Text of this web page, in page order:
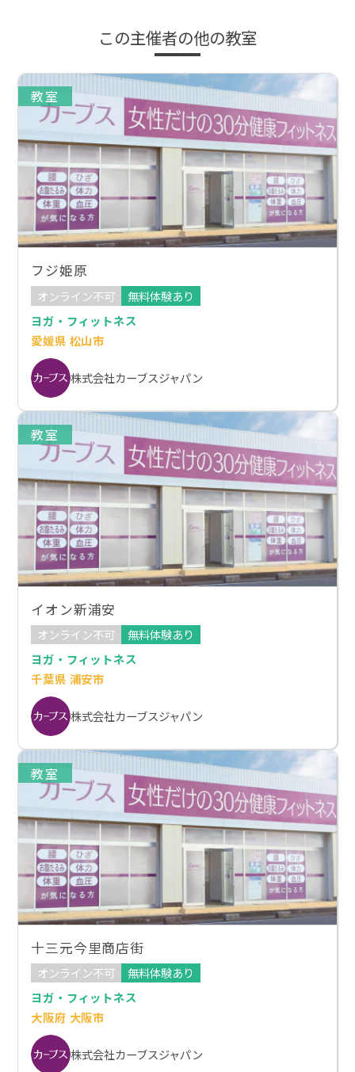
この主催者の他の教室
教室
フジ姫原
オンライン不可
無料体験あり
ヨガ・フィットネス
愛媛県 松山市
株式会社カーブスジャパン
教室
イオン新浦安
オンライン不可
無料体験あり
ヨガ・フィットネス
千葉県 浦安市
株式会社カーブスジャパン
教室
十三元今里商店街
オンライン不可
無料体験あり
ヨガ・フィットネス
大阪府 大阪市
株式会社カーブスジャパン